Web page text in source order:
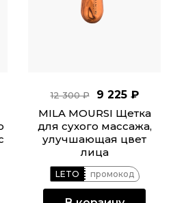
12 300 ₽
9 225 ₽
MILA MOURSI Щетка
для сухого массажа,
улучшающая цвет
лица
LETO промокод